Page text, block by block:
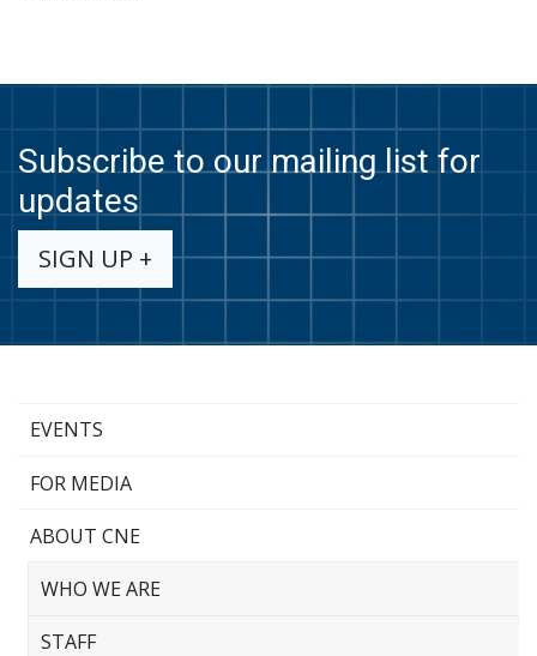
Subscribe to our mailing list for
updates
SIGN UP +
EVENTS
FOR MEDIA
ABOUT CNE
WHO WE ARE
STAFF